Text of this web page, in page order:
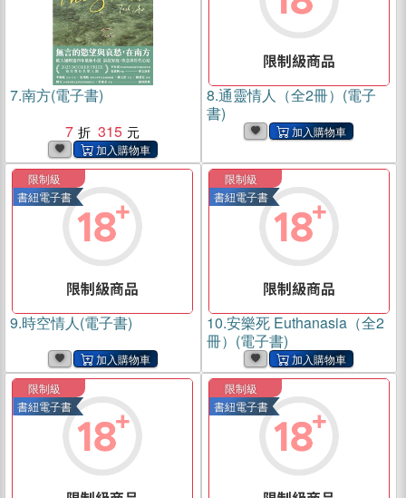
7.南方(電子書)
7
315
8.通靈情人（全2冊）(電子
書)
限制級
書紐電子書
9.時空情人(電子書)
限制級
書紐電子書
10.安樂死 Euthanasia（全2
冊）(電子書)
限制級
書紐電子書
限制級
書紐電子書